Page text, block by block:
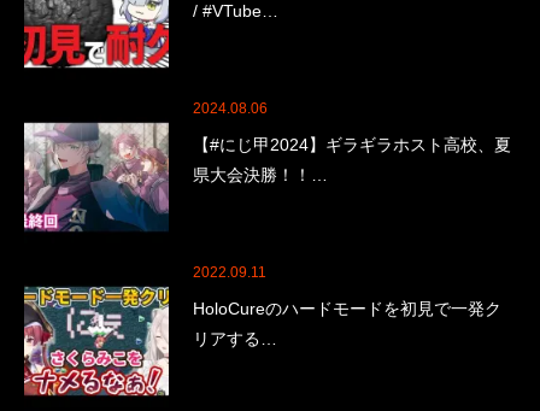
/ #VTube…
2024.08.06
【#にじ甲2024】ギラギラホスト高校、夏
県大会決勝！！…
2022.09.11
HoloCureのハードモードを初見で一発ク
リアする…